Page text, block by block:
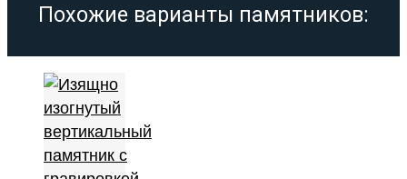
Похожие варианты памятников: